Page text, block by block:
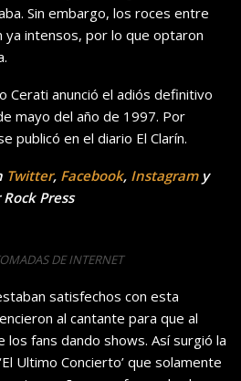
Sin embargo, los roces entre
intensos, por lo que optaron
Cerati anunció el adiós definitivo
mayo del año de 1997. Por
publicó en el diario El Clarín.
Twitter, Facebook, Instagramy
Press
DE INTERNET
satisfechos con esta
al cantante para que al
fans dando shows. Así surgió la
Ultimo Concierto’ que solamente